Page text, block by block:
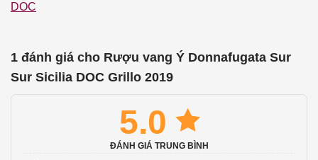
DOC
1 đánh giá cho Rượu vang Ý Donnafugata Sur
Sur Sicilia DOC Grillo 2019
5.0
ĐÁNH GIÁ TRUNG BÌNH